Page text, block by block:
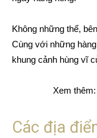
Không những thế,
Cùng với những
khung cảnh hùng vĩ
Xem thêm:
Các địa